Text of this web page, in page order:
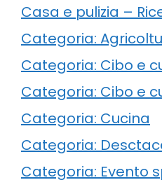
Casa e pulizia –
Categoria:
Categoria: Cibo e
Categoria: Cibo e
Categoria: Cucina
Categoria:
Categoria: Evento